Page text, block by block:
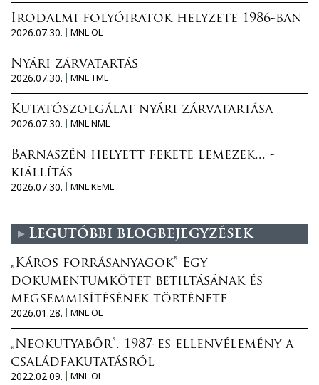
Irodalmi folyóiratok helyzete 1986-ban
2026.07.30.
MNL OL
Nyári zárvatartás
2026.07.30.
MNL TML
Kutatószolgálat nyári zárvatartása
2026.07.30.
MNL NML
Barnaszén helyett fekete lemezek... -
kiállítás
2026.07.30.
MNL KEML
Legutóbbi blogbejegyzések
„Káros forrásanyagok” Egy
dokumentumkötet betiltásának és
megsemmisítésének története
2026.01.28.
MNL OL
„Neokutyabőr”. 1987-es ellenvélemény a
családfakutatásról
2022.02.09.
MNL OL